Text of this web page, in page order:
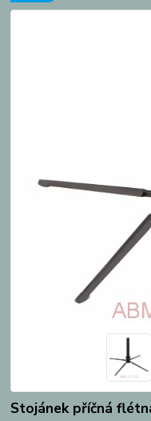
Stojánek příčná